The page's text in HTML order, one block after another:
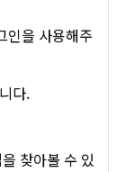
인을 사용해주
다.
찾아볼 수 있